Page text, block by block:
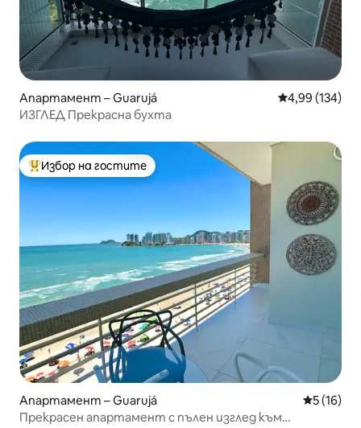
Апартамент – Guarujá Средна
4,99 (134)
ИЗГЛЕД Прекрасна бухта
Най-популярен избор на гостите
Избор на гостите
Апартамент – Guarujá Средна
5 (16)
Прекрасен апартамент с пълен изглед към